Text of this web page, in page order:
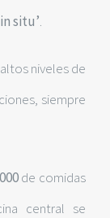
situ’.
niveles de
siempre
de comidas
central se